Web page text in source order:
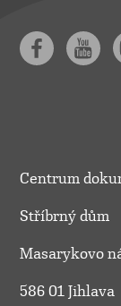
Centrum
Stříbrný dům
Masarykovo
586 01 Jihlava